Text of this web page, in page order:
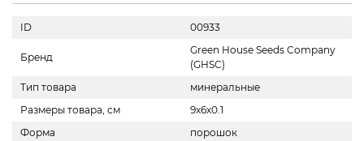
ID 00933
Бренд
Green House Seeds Company
(GHSC)
Тип товара
минеральные
Размеры товара, см
9х6х0.1
Форма
порошок